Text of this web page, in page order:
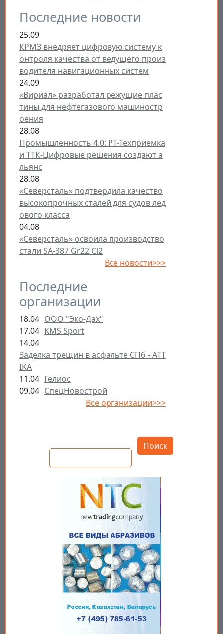
Последние новости
25.09
КРМЗ внедряет цифровую систему к
онтроля качества от ведущего произ
водителя навигационных систем
24.09
«Вириал» разработал режущие плас
тины для нефтегазового машиностр
оения
28.08
Промышленность 4.0: РТ-Техприемка
и ТТК-Цифровые решения создают а
льянс
28.08
«Северсталь» подтвердила качество
высокопрочных сталей для судов лед
ового класса
04.08
«Северсталь» освоила производство
стали SA-387 Gr22 Cl2
Все новости>>>
Последние
организации
18.04 ООО "Эко-Дах"
17.04 KMS Sport
14.04
Заделка трещин в асфальте СПб - ATT
IKA
11.04 Гелиос
09.04 СпецНовострой
Все организации>>>